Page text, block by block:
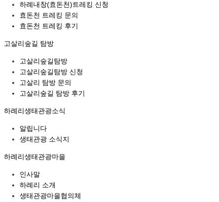
하례내창(효돈천)트레킹 신청
효돈천 트레킹 문의
효돈천 트레킹 후기
고살리숲길 탐방
고살리숲길탐방
고살리숲길탐방 신청
고살리 탐방 문의
고살리숲길 탐방 후기
하례리생태관광소식
알립니다
생태관광 소식지
하례리생태관광마을
인사말
하례리 소개
생태관광마을협의체